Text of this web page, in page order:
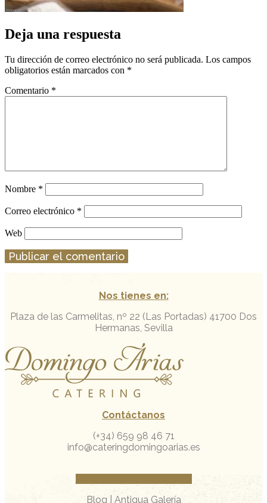
Deja una respuesta
Tu dirección de correo electrónico no será publicada. Los campos
obligatorios están marcados con *
Comentario *
Nombre *
Correo electrónico *
Web
Nos tienes en:
Plaza de las Carmelitas, nº 22 (Las Portadas) 41700 Dos
Hermanas, Sevilla
Contáctanos
(+34) 659 98 46 71
info@cateringdomingoarias.es
Blog Antigua Galería